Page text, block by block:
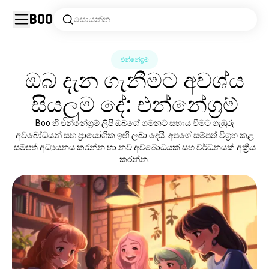
Boo සොයන්න
එන්නේග්‍රම්
ඔබ දැන ගැනීමට අවශ්ය
සියලුම දේ: එන්නේග්‍රම්
Boo හි එන්නේග්‍රම් ලිපි ඔබගේ ගමනට සහාය වීමට ගැඹුරු
අවබෝධයන් සහ ප්‍රායෝගික ඉඟි ලබා දෙයි. අපගේ සම්පත් විග්‍රහ කළ
සම්පත් අධ්‍යයනය කරන්න හා නව අවබෝධයක් සහ වර්ධනයක් අක්‍රීය
කරන්න.